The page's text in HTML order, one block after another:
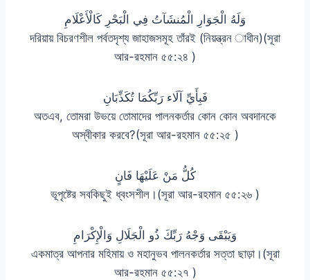
وَلَهُ الْجَوَارِ الْمُنشَآتُ فِي الْبَحْرِ كَالْأَعْلَامِ
দরিয়ায় বিচরণশীল পর্বতদৃশ্য জাহাজসমূহ তাঁরই (নিয়ন্ত্রন াধীন)(সূরা
আর-রহমান ৫৫:২৪ )
فَبِأَيِّ آلَاء رَبِّكُمَا تُكَذِّبَانِ
অতএব, তোমরা উভয়ে তোমাদের পালনকর্তার কোন কোন অবদানকে
অস্বীকার করবে?(সূরা আর-রহমান ৫৫:২৫ )
كُلُّ مَنْ عَلَيْهَا فَانٍ
ভূপৃষ্টের সবকিছুই ধ্বংসশীল।(সূরা আর-রহমান ৫৫:২৬ )
وَيَبْقَى وَجْهُ رَبِّكَ ذُو الْجَلَالِ وَالْإِكْرَامِ
একমাত্র আপনার মহিমায় ও মহানুভব পালনকর্তার সত্তা ছাড়া।(সূরা
আর-রহমান ৫৫:২৭ )